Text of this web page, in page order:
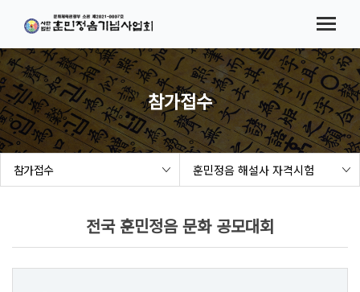
메뉴바로가기
본문바로가기
법인소개
협회소식
시험(대회) 요강
참가접수
결과발표
세종여민관
참가접수
참가접수 훈민정음 해설사 자격시험
전국 훈민정음 문화 공모대회